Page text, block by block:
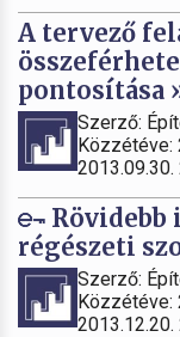
A tervező
pontosítása
Szerző:
Közzétéve:
2013.09.30.
régészeti
Szerző:
Közzétéve:
2013.12.20.